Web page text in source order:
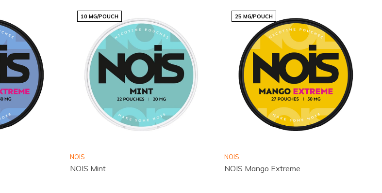
10 MG/POUCH
NOIS
NOIS Mint
25 MG/POUCH
NOIS
NOIS Mango Extreme